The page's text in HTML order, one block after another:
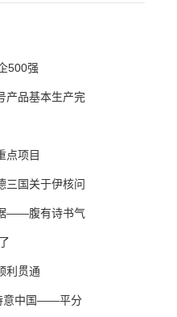
500强
产品基本生产完
点项目
三国关于伊核问
——腹有诗书气
利贯通
意中国——平分